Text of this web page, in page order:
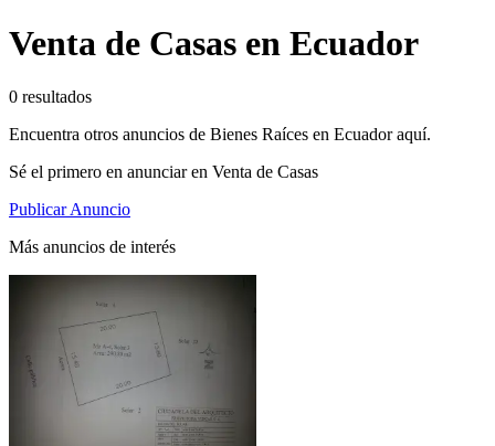
Venta de Casas en Ecuador
0 resultados
Encuentra otros anuncios de Bienes Raíces en Ecuador aquí.
Sé el primero en anunciar en Venta de Casas
Publicar Anuncio
Más anuncios de interés